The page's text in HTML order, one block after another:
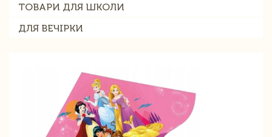
ТОВАРИ ДЛЯ ШКОЛИ
ДЛЯ ВЕЧІРКИ